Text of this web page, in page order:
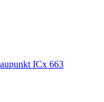
ICx 663